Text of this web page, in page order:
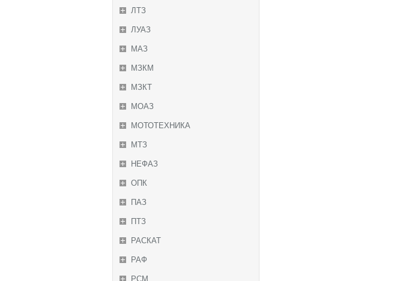
ЛТЗ
ЛУАЗ
МАЗ
МЗКМ
МЗКТ
МОАЗ
МОТОТЕХНИКА
МТЗ
НЕФАЗ
ОПК
ПАЗ
ПТЗ
РАСКАТ
РАФ
РСМ